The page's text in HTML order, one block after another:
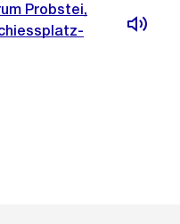
Probstei,